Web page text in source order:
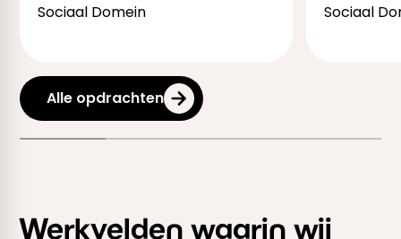
Sociaal Domein Sociaal
Alle opdrachten
Werkvelden waarin wij